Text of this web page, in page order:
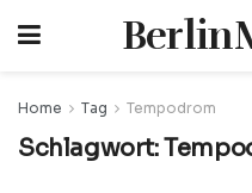
Home Tag Tempodrom
Schlagwort: